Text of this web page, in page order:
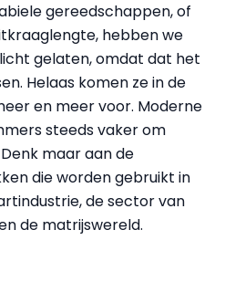
gereedschappen, of
hebben we
gelaten, omdat dat het
Helaas komen ze in de
en meer voor. Moderne
steeds vaker om
maar aan de
die worden gebruikt in
de sector van
de matrijswereld.